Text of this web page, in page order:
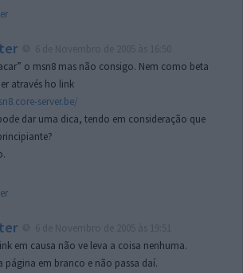
o msn8 mas não consigo. Nem como beta
através ho link
server.be/
dar uma dica, tendo em consideração que
em causa não ve leva a coisa nenhuma.
página em branco e não passa daí.